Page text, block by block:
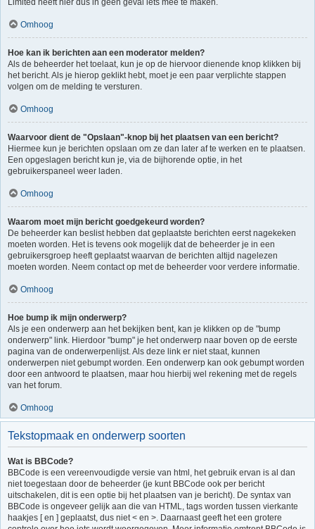
Limited heeft hier dus in geen geval iets mee te maken.
Omhoog
Hoe kan ik berichten aan een moderator melden?
Als de beheerder het toelaat, kun je op de hiervoor dienende knop klikken bij
het bericht. Als je hierop geklikt hebt, moet je een paar verplichte stappen
volgen om de melding te versturen.
Omhoog
Waarvoor dient de "Opslaan"-knop bij het plaatsen van een bericht?
Hiermee kun je berichten opslaan om ze dan later af te werken en te plaatsen.
Een opgeslagen bericht kun je, via de bijhorende optie, in het
gebruikerspaneel weer laden.
Omhoog
Waarom moet mijn bericht goedgekeurd worden?
De beheerder kan beslist hebben dat geplaatste berichten eerst nagekeken
moeten worden. Het is tevens ook mogelijk dat de beheerder je in een
gebruikersgroep heeft geplaatst waarvan de berichten altijd nagelezen
moeten worden. Neem contact op met de beheerder voor verdere informatie.
Omhoog
Hoe bump ik mijn onderwerp?
Als je een onderwerp aan het bekijken bent, kan je klikken op de "bump
onderwerp" link. Hierdoor "bump" je het onderwerp naar boven op de eerste
pagina van de onderwerpenlijst. Als deze link er niet staat, kunnen
onderwerpen niet gebumpt worden. Een onderwerp kan ook gebumpt worden
door een antwoord te plaatsen, maar hou hierbij wel rekening met de regels
van het forum.
Omhoog
Tekstopmaak en onderwerp soorten
Wat is BBCode?
BBCode is een vereenvoudigde versie van html, het gebruik ervan is al dan
niet toegestaan door de beheerder (je kunt BBCode ook per bericht
uitschakelen, dit is een optie bij het plaatsen van je bericht). De syntax van
BBCode is ongeveer gelijk aan die van HTML, tags worden tussen vierkante
haakjes [ en ] geplaatst, dus niet < en >. Daarnaast geeft het een grotere